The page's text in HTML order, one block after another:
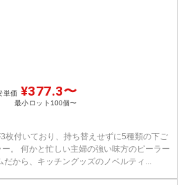
単価 ¥377.3〜
最小ロット 100個〜
枚付いており、持ち替えせずに5種類の下ご
。 何かと忙しい主婦の強い味方のピーラー
から、キッチングッズのノベルティ...